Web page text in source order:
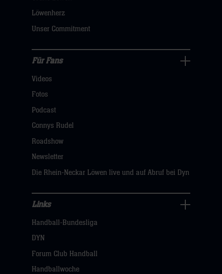
dann
hier
Löwenherz
Unser Commitment
Fans
Navigation
öffnen,
dann
hier
Für Fans
Videos
Fotos
Podcast
Connys Rudel
Roadshow
Newsletter
Die Rhein-Neckar Löwen live und auf Abruf bei Dyn
Navigation
öffnen,
dann
klicken
Links
Handball-Bundesliga
DYN
Forum Club Handball
Handballwoche